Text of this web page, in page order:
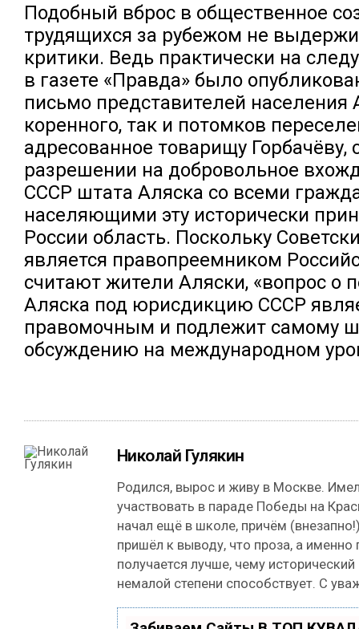
Подобный вброс в общественное
трудящихся за рубежом не
критики. Ведь практически на
в газете «Правда» было
письмо представителей населения
коренного, так и потомков
адресованное товарищу Горбачёву,
разрешении на добровольное
СССР штата Аляска со всеми
населяющими эту исторически
России область. Поскольку
является правопреемником
считают жители Аляски, «вопрос о
Аляска под юрисдикцию СССР
правомочным и подлежит самому
обсуждению на международном
Николай Гулякин
Родился, вырос и живу в Москве.
участвовать в параде Победы на
начал ещё в школе, причём
пришёл к выводу, что проза, а именно
получается лучше, чему
немалой степени способствует. С